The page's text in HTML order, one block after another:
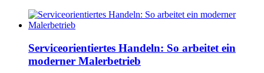
Serviceorientiertes Handeln: So arbeitet ein
moderner Malerbetrieb